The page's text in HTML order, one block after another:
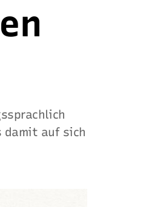
damit auf sich